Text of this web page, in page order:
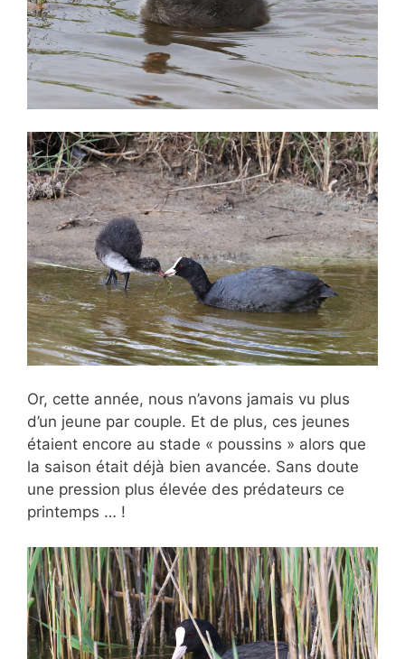
Or, cette année, nous n’avons jamais vu plus
d’un jeune par couple. Et de plus, ces jeunes
étaient encore au stade « poussins » alors que
la saison était déjà bien avancée. Sans doute
une pression plus élevée des prédateurs ce
printemps … !